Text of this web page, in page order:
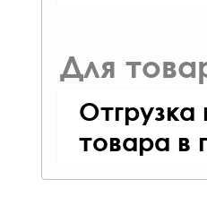
Для
Отгрузка
товара в